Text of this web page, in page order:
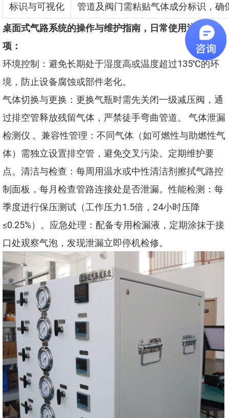
标识与可视化
管道及阀门需粘贴气体成分标识，确
桌面式气路系统的操作与维护指南，日常使用注意事
项：
环境控制：避免长期处于湿度高或温度超过135℃的环
境，防止设备腐蚀或部件老化。
气体切换与更换：更换气瓶时需先关闭一级减压阀，通
过排空管释放残留气体，严禁徒手弯曲管道。 气体泄漏
检测仪 。兼容性管理：不同气体（如可燃性与助燃性气
体）需独立设置排空管，避免交叉污染。定期维护要
点。清洁与检查：每周用温水或中性清洁剂擦拭气路控
制面板，每月检查管路连接处是否泄漏。性能检测：每
季度进行保压测试（工作压力1.5倍，24小时压降
≤0.25%）。应急处理：配备专用检漏液，定期涂抹于接
口处观察气泡，发现泄漏立即停机检修。